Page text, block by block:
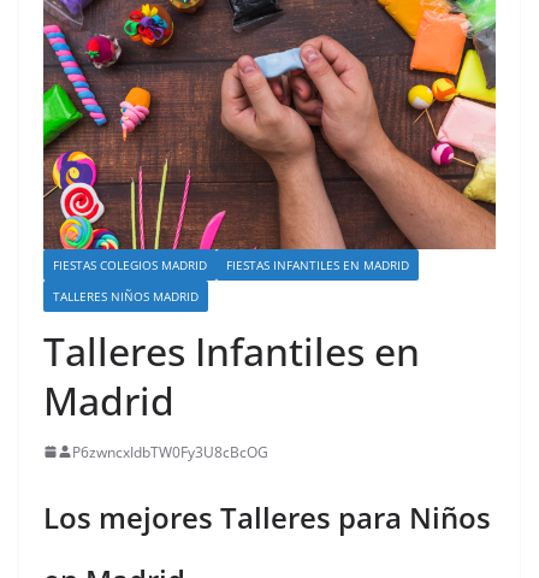
FIESTAS COLEGIOS MADRID
FIESTAS INFANTILES EN MADRID
TALLERES NIÑOS MADRID
Talleres Infantiles en
Madrid
P6zwncxIdbTW0Fy3U8cBcOG
Los mejores Talleres para Niños